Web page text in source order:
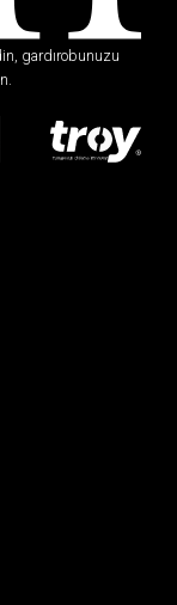
gardırobunuzu